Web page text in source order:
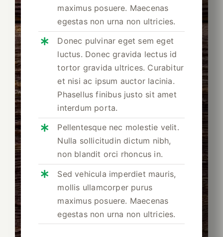
maximus posuere. Maecenas
egestas non urna non ultricies.
Donec pulvinar eget sem eget
luctus. Donec gravida lectus id
tortor gravida ultrices. Curabitur
et nisi ac ipsum auctor lacinia.
Phasellus finibus justo sit amet
interdum porta.
Pellentesque nec molestie velit.
Nulla sollicitudin dictum nibh,
non blandit orci rhoncus in.
Sed vehicula imperdiet mauris,
mollis ullamcorper purus
maximus posuere. Maecenas
egestas non urna non ultricies.